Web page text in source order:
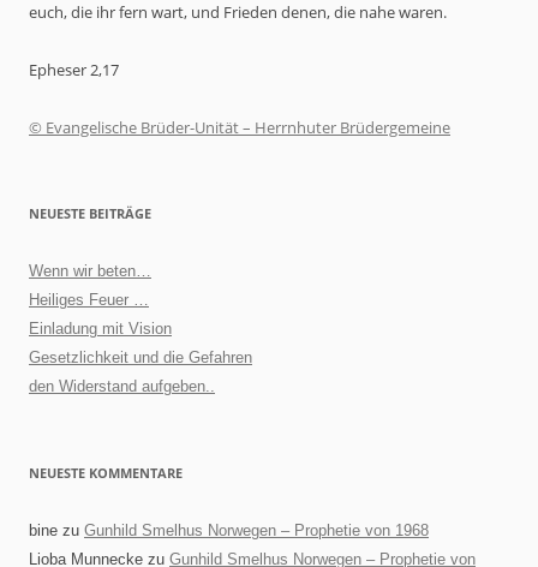
euch, die ihr fern wart, und Frieden denen, die nahe waren.
Epheser 2,17
© Evangelische Brüder-Unität – Herrnhuter Brüdergemeine
NEUESTE BEITRÄGE
Wenn wir beten…
Heiliges Feuer …
Einladung mit Vision
Gesetzlichkeit und die Gefahren
den Widerstand aufgeben..
NEUESTE KOMMENTARE
bine zu Gunhild Smelhus Norwegen – Prophetie von 1968
Lioba Munnecke zu Gunhild Smelhus Norwegen – Prophetie von